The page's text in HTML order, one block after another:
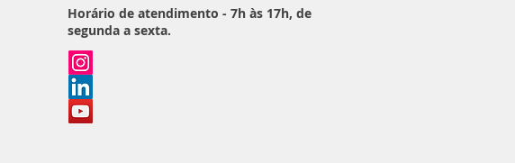
Horário de atendimento - 7h às 17h, de
segunda a sexta.